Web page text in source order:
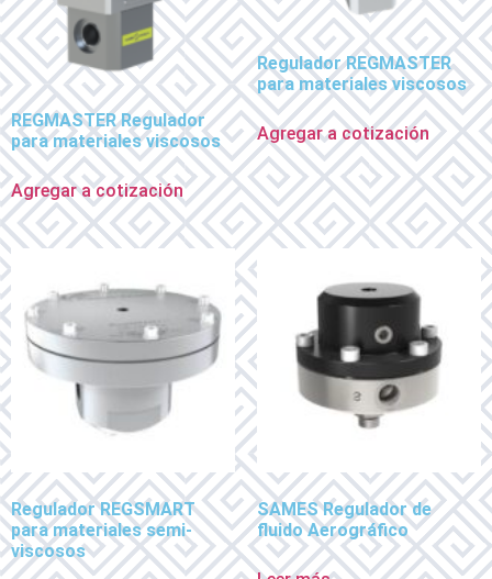
REGMASTER Regulador
para materiales viscosos
Agregar a cotización
Regulador REGMASTER
para materiales viscosos
Agregar a cotización
Regulador REGSMART
para materiales semi-
viscosos
SAMES Regulador de
fluido Aerográfico